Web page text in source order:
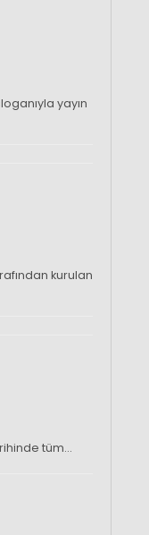
yayın
kurulan
tüm…